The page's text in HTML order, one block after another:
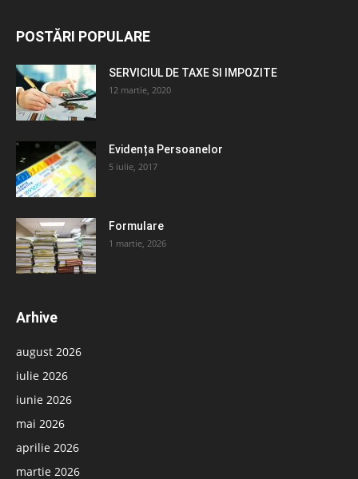
POSTĂRI POPULARE
SERVICIUL DE TAXE SI IMPOZITE
12 martie, 2020
Evidența Persoanelor
5 iulie, 2017
Formulare
1 martie, 2026
Arhive
august 2026
iulie 2026
iunie 2026
mai 2026
aprilie 2026
martie 2026